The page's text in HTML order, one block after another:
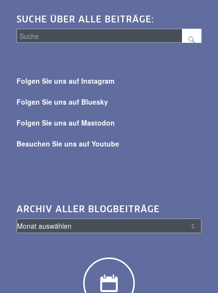
SUCHE ÜBER ALLE BEITRÄGE:
alle
Folgen Sie uns auf Instagram
Folgen Sie uns auf Bluesky
Folgen Sie uns auf Mastodon
Besuchen Sie uns auf Youtube
ARCHIV ALLER BLOGBEITRÄGE